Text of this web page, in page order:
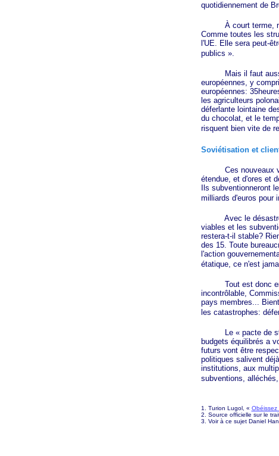
quotidiennement de
À court terme, rien
Comme toutes les
l'UE. Elle sera peut-
publics ».
Mais il faut aussi
européennes, y
européennes:
les agriculteurs
déferlante lointaine
du chocolat, et le
risquent bien vite de
Soviétisation et
Ces nouveaux
étendue, et d'ores et
Ils subventionneront
milliards d'euros pour
Avec le désastre
viables et les
restera-t-il stable?
des 15. Toute
l'action
étatique, ce n'est
Tout est donc en
incontrôlable,
pays membres...
les catastrophes:
Le « pactede
budgets équilibrés a
futurs vont être
politiques salivent
institutions, aux
subventions,
1. Turion Lugol, « Obéissez
2. Source officielle sur le
3. Voir à ce sujet Daniel